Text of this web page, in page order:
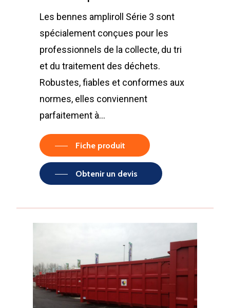
Les bennes ampliroll Série 3 sont
spécialement conçues pour les
professionnels de la collecte, du tri
et du traitement des déchets.
Robustes, fiables et conformes aux
normes, elles conviennent
parfaitement à…
Fiche produit
Obtenir un devis